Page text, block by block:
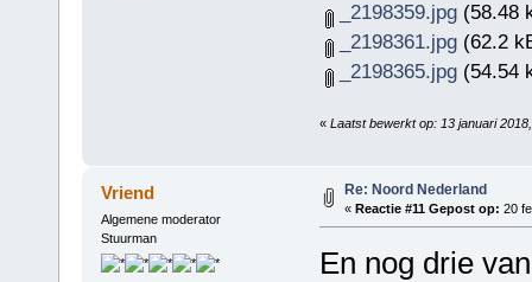
_2198359.jpg(58.48
_2198361.jpg(62.2
_2198365.jpg(54.54
« Laatst bewerkt op: 13 januari
Vriend
Algemene moderator
Stuurman
Re: Noord Nederland
« Reactie #11 Gepost op: 20
En nog drie